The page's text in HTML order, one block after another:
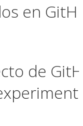
en
de